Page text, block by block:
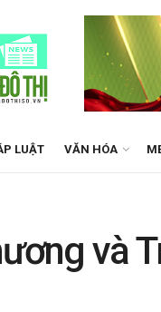
LUẬT VĂN HÓA
và